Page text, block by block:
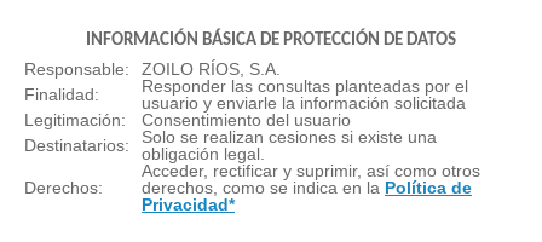
INFORMACIÓN BÁSICA DE PROTECCIÓN DE DATOS
Responsable:
ZOILO RÍOS, S.A.
Finalidad:
Responder las consultas planteadas por el
usuario y enviarle la información solicitada
Legitimación:
Consentimiento del usuario
Destinatarios:
Solo se realizan cesiones si existe una
obligación legal.
Derechos:
Acceder, rectificar y suprimir, así como otros
derechos, como se indica en la Política de
Privacidad*